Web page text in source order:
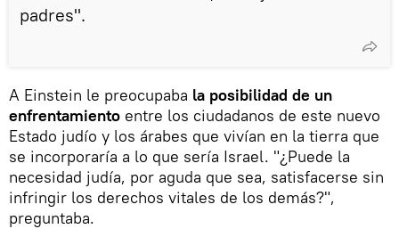
padres".
A Einstein le preocupaba la posibilidad de un
enfrentamiento entre los ciudadanos de este nuevo
Estado judío y los árabes que vivían en la tierra que
se incorporaría a lo que sería Israel. "¿Puede la
necesidad judía, por aguda que sea, satisfacerse sin
infringir los derechos vitales de los demás?",
preguntaba.